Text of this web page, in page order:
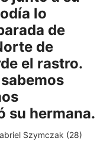
lo
de
de
el rastro.
su hermana.
Szymczak (28)